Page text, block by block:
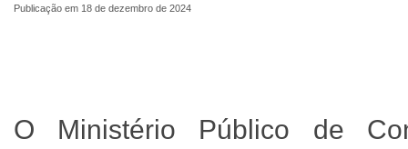
Publicação em 18 de dezembro de 2024
O Ministério Público de